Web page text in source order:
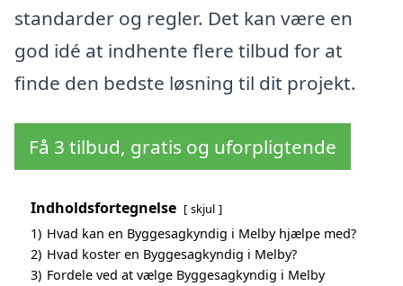
standarder og regler. Det kan være en
god idé at indhente flere tilbud for at
finde den bedste løsning til dit projekt.
Få 3 tilbud, gratis og uforpligtende
Indholdsfortegnelse skjul
1) Hvad kan en Byggesagkyndig i Melby hjælpe med?
2) Hvad koster en Byggesagkyndig i Melby?
3) Fordele ved at vælge Byggesagkyndig i Melby